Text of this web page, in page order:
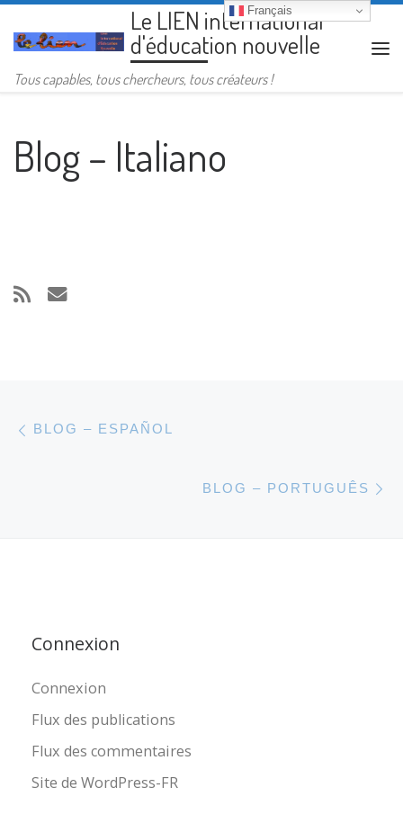
Passer au contenuLe LIEN international
d'éducation nouvelle
Tous capables, tous chercheurs, tous créateurs !
Blog – Italiano
Parcourir les articles
BLOG – ESPAÑOL
BLOG – PORTUGUÊS
Connexion
Connexion
Flux des publications
Flux des commentaires
Site de WordPress-FR
Français